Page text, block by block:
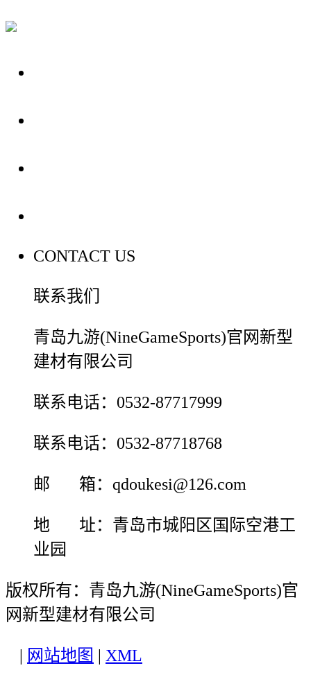
CONTACT US
联系我们
青岛九游(NineGameSports)官网新型
建材有限公司
联系电话：0532-87717999
联系电话：0532-87718768
邮 箱：qdoukesi@126.com
地 址：青岛市城阳区国际空港工
业园
版权所有：青岛九游(NineGameSports)官
网新型建材有限公司
网站地图 XML